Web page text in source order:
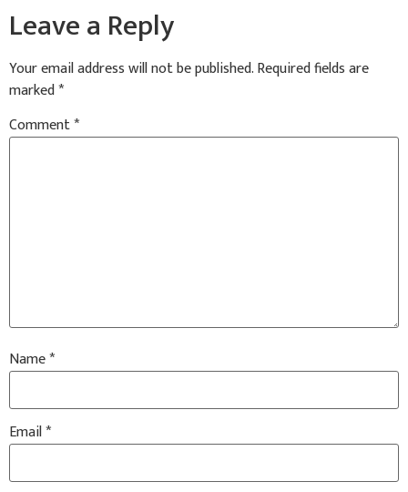
Leave a Reply
Your email address will not be published.Required fields are
marked*
Comment*
Name*
Email*